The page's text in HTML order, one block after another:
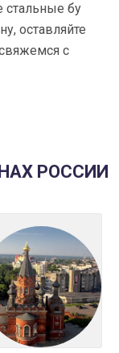
стальные бу
оставляйте
с
РОССИИ